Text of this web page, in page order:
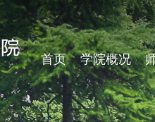
首页 学院概况